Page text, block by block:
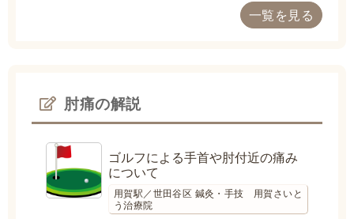
一覧を見る
肘痛の解説
ゴルフによる手首や肘付近の痛み
について
用賀駅／世田谷区 鍼灸・手技 用賀さいと
う治療院